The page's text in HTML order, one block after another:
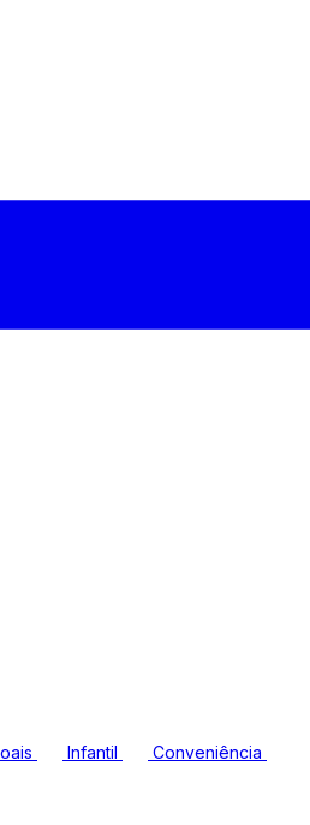
Infantil Conveniência